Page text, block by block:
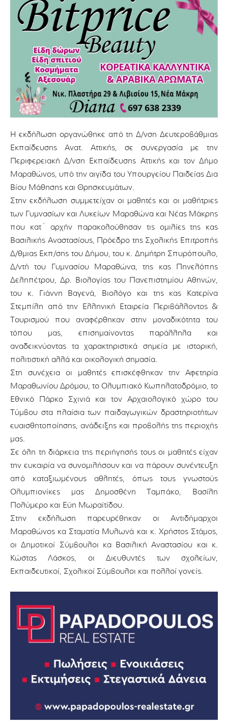
Η εκδήλωση οργανώθηκε από τη Δ/νση Δευτεροβάθμιας
Εκπαίδευσης Ανατ. Αττικής, σε συνεργασία με την
Περιφερειακή Δ/νση Εκπαίδευσης Αττικής και τον Δήμο
Μαραθώνος, υπό την αιγίδα του Υπουργείου Παιδείας Δια
Βίου Μάθησης και Θρησκευμάτων.
Στην εκδήλωση συμμετείχαν οι μαθητές και οι μαθήτριες
των Γυμνασίων και Λυκείων Μαραθώνα και Νέας Μάκρης
που κατ΄ αρχήν παρακολούθησαν τις ομιλίες της κας
Βασιλικής Αναστασίους, Πρόεδρο της Σχολικής Επιτροπής
Δ/θμιας Εκπ/σης του Δήμου, του κ. Δημήτρη Σπυρόπουλο,
Δ/ντή του Γυμνασίου Μαραθώνα, της κας Πηνελόπης
Δεληπέτρου, Δρ. Βιολογίας του Πανεπιστημίου Αθηνών,
του κ. Γιάννη Βαγενά, Βιολόγο και της κας Κατερίνα
Στεμπίλη από την Ελληνική Εταιρεία Περιβάλλοντος &
Τουρισμού που αναφέρθηκαν στην μοναδικότητα του
τόπου μας, επισημαίνοντας παράλληλα και
αναδεικνύοντας τα χαρακτηριστικά σημεία με ιστορική,
πολιτιστική αλλά και οικολογική σημασία.
Στη συνέχεια οι μαθητές επισκέφθηκαν την Αφετηρία
Μαραθωνίου Δρόμου, το Ολυμπιακό Κωπηλατοδρόμιο, το
Εθνικό Πάρκο Σχινιά και τον Αρχαιολογικό χώρο του
Τύμβου στα πλαίσια των παιδαγωγικών δραστηριοτήτων
ευαισθητοποίησης, ανάδειξης και προβολής της περιοχής
μας.
Σε όλη τη διάρκεια της περιήγησής τους οι μαθητές είχαν
την ευκαιρία να συνομιλήσουν και να πάρουν συνέντευξη
από καταξιωμένους αθλητές, όπως τους γνωστούς
Ολυμπιονίκες μας Δημοσθένη Ταμπάκο, Βασίλη
Πολύμερο και Εύη Μωραϊτίδου.
Στην εκδήλωση παρευρέθηκαν οι Αντιδήμαρχοι
Μαραθώνος κα Σταματία Μυλωνά και κ. Χρήστος Στάμος,
οι Δημοτικοί Σύμβουλοι κα Βασιλική Αναστασίου και κ.
Κώστας Λάσκος, οι Διευθυντές των σχολείων,
Εκπαιδευτικοί, Σχολικοί Σύμβουλοι και πολλοί γονείς.